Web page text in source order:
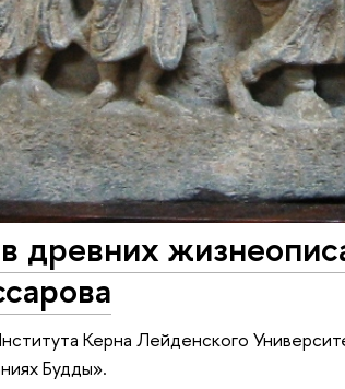
древних
Керна Лейденского
Будды».